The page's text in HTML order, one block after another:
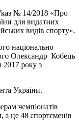
№ 14/2018 «Про
для видатних
видів спорту».
національно
Олександр Кобець
року з
України.
чемпіонатів
а це 48 спортсменів